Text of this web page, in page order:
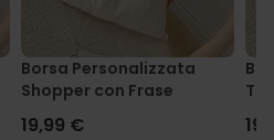
Borsa Personalizzata
Shopper con Frase
19,99 €